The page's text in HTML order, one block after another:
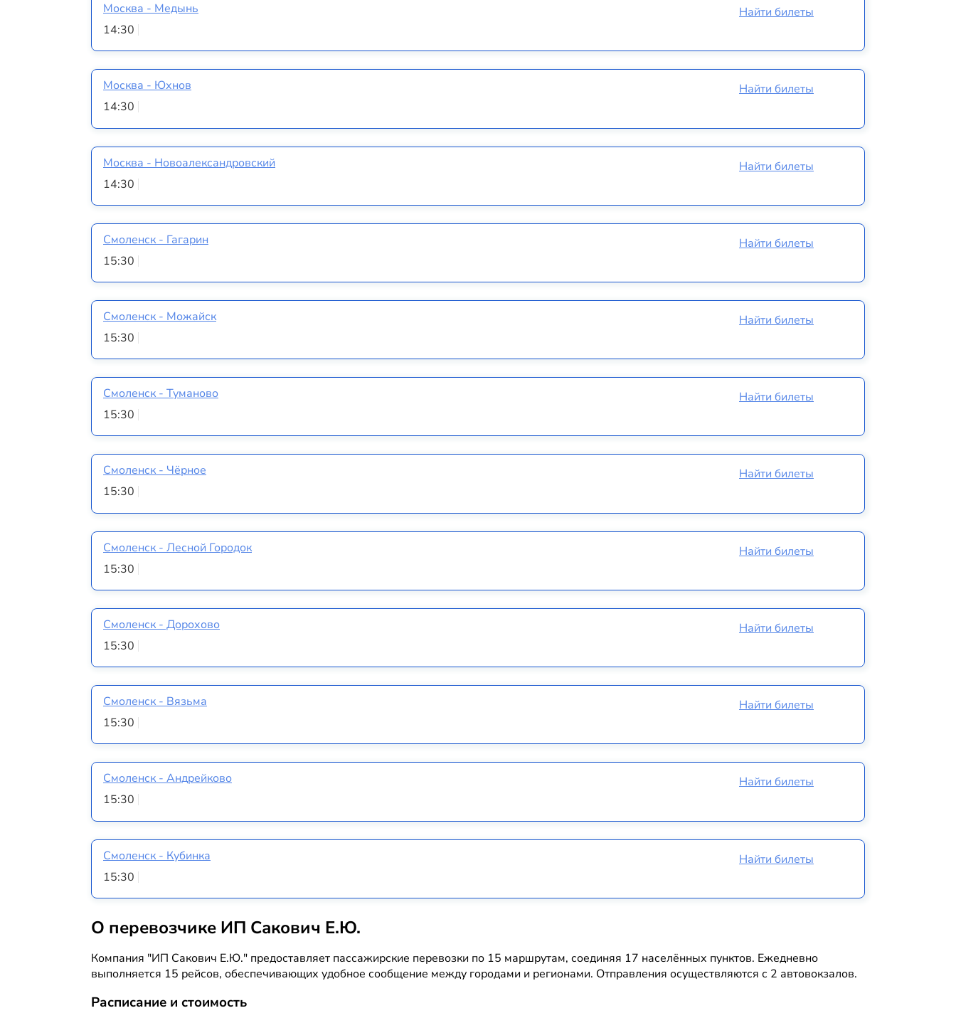
Москва - Медынь
14:30
Найти билеты
Москва - Юхнов
14:30
Найти билеты
Москва - Новоалександровский
14:30
Найти билеты
Смоленск - Гагарин
15:30
Найти билеты
Смоленск - Можайск
15:30
Найти билеты
Смоленск - Туманово
15:30
Найти билеты
Смоленск - Чёрное
15:30
Найти билеты
Смоленск - Лесной Городок
15:30
Найти билеты
Смоленск - Дорохово
15:30
Найти билеты
Смоленск - Вязьма
15:30
Найти билеты
Смоленск - Андрейково
15:30
Найти билеты
Смоленск - Кубинка
15:30
Найти билеты
О перевозчике ИП Сакович Е.Ю.
Компания "ИП Сакович Е.Ю." предоставляет пассажирские перевозки по 15 маршрутам, соединяя 17 населённых пунктов. Ежедневно
выполняется 15 рейсов, обеспечивающих удобное сообщение между городами и регионами. Отправления осуществляются с 2 автовокзалов.
Расписание и стоимость